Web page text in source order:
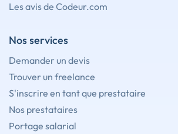
Les avis de Codeur.com
Nos services
Demander un devis
Trouver un freelance
S'inscrire en tant que prestataire
Nos prestataires
Portage salarial